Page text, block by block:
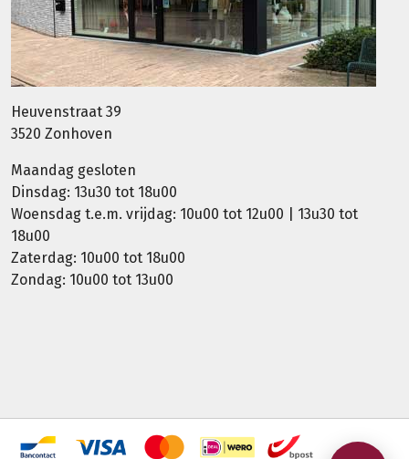
Heuvenstraat 39
3520 Zonhoven
Maandag gesloten
Dinsdag: 13u30 tot 18u00
Woensdag t.e.m. vrijdag: 10u00 tot 12u00 | 13u30 tot
18u00
Zaterdag: 10u00 tot 18u00
Zondag: 10u00 tot 13u00